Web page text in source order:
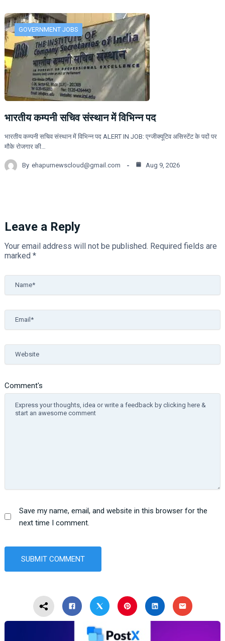
GOVERNMENT JOBS
भारतीय कम्पनी सचिव संस्थान में विभिन्न पद
भारतीय कम्पनी सचिव संस्थान में विभिन्न पद ALERT IN JOB: एग्जीक्यूटिव असिस्टेंट के पदों पर
मौके रोजगार की…
By ehapurnewscloud@gmail.com Aug 9, 2026
Leave a Reply
Your email address will not be published. Required fields are
marked *
Comment's
Name*
Email*
Website
Save my name, email, and website in this browser for the
next time I comment.